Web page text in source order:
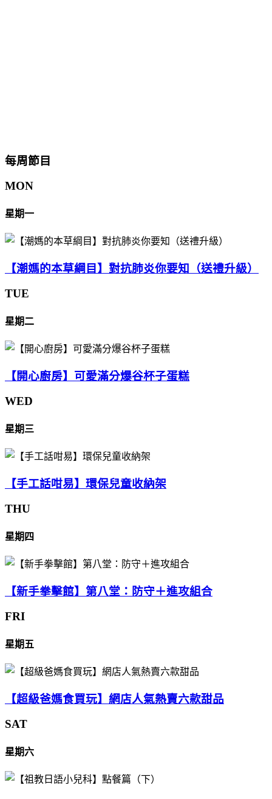
每周節目
MON
星期一
【潮媽的本草綱目】對抗肺炎你要知（送禮升級）
TUE
星期二
【開心廚房】可愛滿分爆谷杯子蛋糕
WED
星期三
【手工話咁易】環保兒童收納架
THU
星期四
【新手拳擊館】第八堂：防守＋進攻組合
FRI
星期五
【超級爸媽食買玩】網店人氣熱賣六款甜品
SAT
星期六